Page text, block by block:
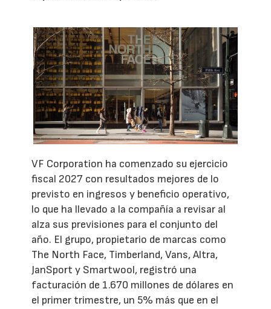
VF Corporation ha comenzado su ejercicio
fiscal 2027 con resultados mejores de lo
previsto en ingresos y beneficio operativo,
lo que ha llevado a la compañía a revisar al
alza sus previsiones para el conjunto del
año. El grupo, propietario de marcas como
The North Face, Timberland, Vans, Altra,
JanSport y Smartwool, registró una
facturación de 1.670 millones de dólares en
el primer trimestre, un 5% más que en el